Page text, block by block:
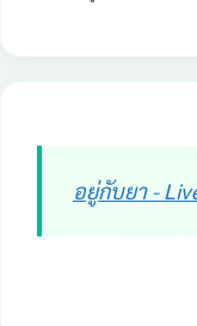
อยู่กับยา -